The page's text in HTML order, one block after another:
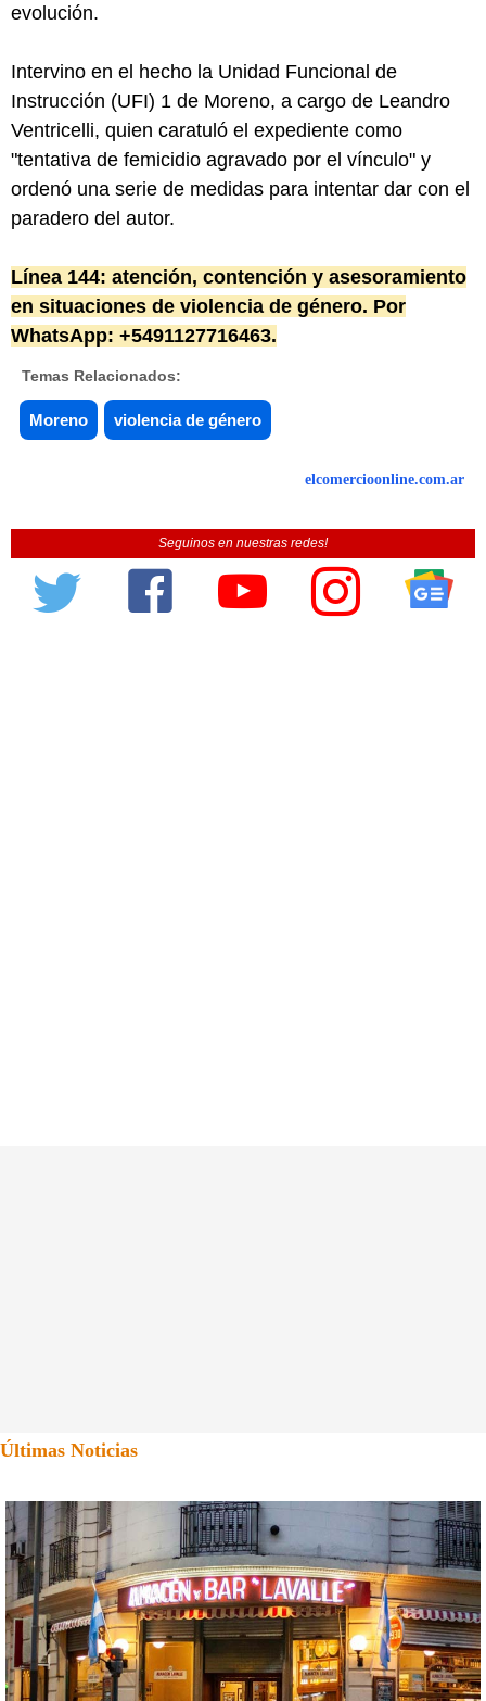
evolución.
Intervino en el hecho la Unidad Funcional de
Instrucción (UFI) 1 de Moreno, a cargo de Leandro
Ventricelli, quien caratuló el expediente como
"tentativa de femicidio agravado por el vínculo" y
ordenó una serie de medidas para intentar dar con el
paradero del autor.
Línea 144: atención, contención y asesoramiento
en situaciones de violencia de género. Por
WhatsApp: +5491127716463.
Temas Relacionados:
Moreno violencia de género
elcomercioonline.com.ar
Seguinos en nuestras redes!
Últimas Noticias